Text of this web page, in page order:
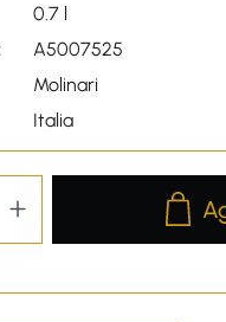
0.7 l
A5007525
Molinari
Italia
Product